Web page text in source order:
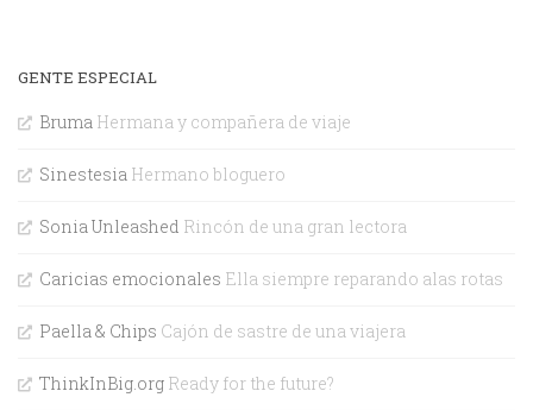
GENTE ESPECIAL
Bruma Hermana y compañera de viaje
Sinestesia Hermano bloguero
Sonia Unleashed Rincón de una gran lectora
Caricias emocionales Ella siempre reparando alas rotas
Paella & Chips Cajón de sastre de una viajera
ThinkInBig.org Ready for the future?